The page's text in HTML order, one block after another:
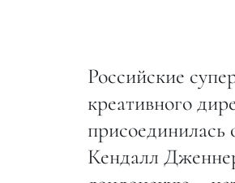
Российские
креативного
присоединилась
Кендалл